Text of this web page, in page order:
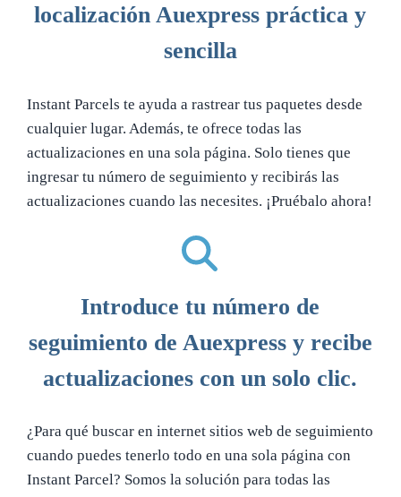
localización Auexpress práctica y
sencilla
Instant Parcels te ayuda a rastrear tus paquetes desde
cualquier lugar. Además, te ofrece todas las
actualizaciones en una sola página. Solo tienes que
ingresar tu número de seguimiento y recibirás las
actualizaciones cuando las necesites. ¡Pruébalo ahora!
Introduce tu número de
seguimiento de Auexpress y recibe
actualizaciones con un solo clic.
¿Para qué buscar en internet sitios web de seguimiento
cuando puedes tenerlo todo en una sola página con
Instant Parcel? Somos la solución para todas las